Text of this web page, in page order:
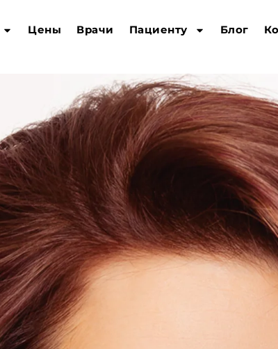
Цены Врачи Пациенту Блог